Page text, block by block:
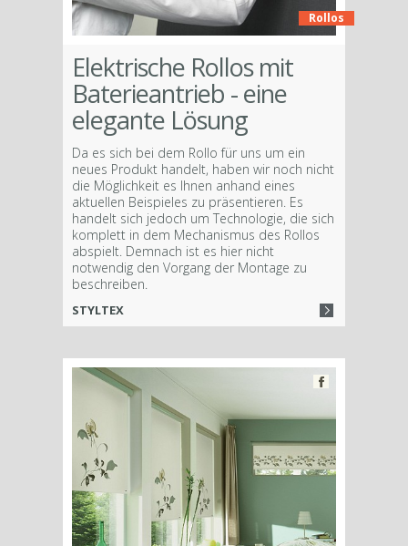
Rollos
Elektrische Rollos mit
Baterieantrieb - eine
elegante Lösung
Da es sich bei dem Rollo für uns um ein
neues Produkt handelt, haben wir noch nicht
die Möglichkeit es Ihnen anhand eines
aktuellen Beispieles zu präsentieren. Es
handelt sich jedoch um Technologie, die sich
komplett in dem Mechanismus des Rollos
abspielt. Demnach ist es hier nicht
notwendig den Vorgang der Montage zu
beschreiben.
STYLTEX